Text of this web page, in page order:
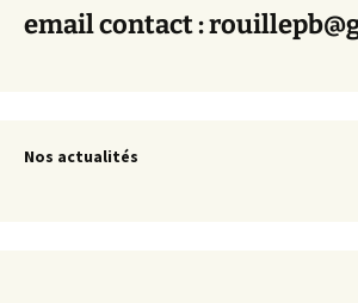
email contact :
Nos actualités